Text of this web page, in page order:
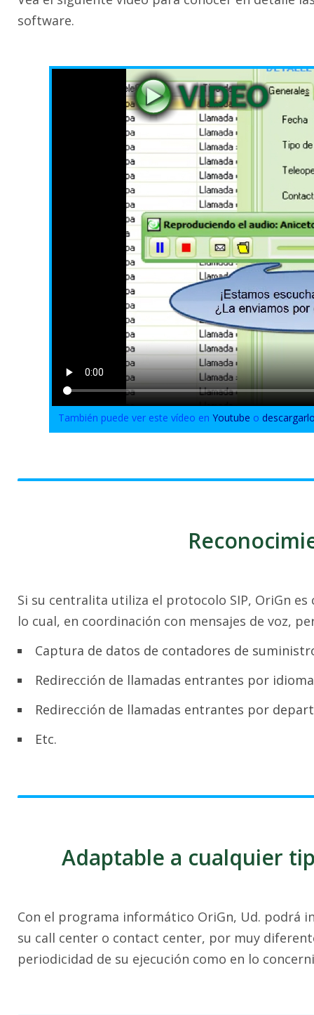
software.
También puede ver este vídeo enYoutube o
Si su centralita utiliza el protocolo SIP, OriGn
lo cual, en coordinación con mensajes de voz,
Captura de datos de contadores de
Redirección de llamadas entrantes por
Redirección de llamadas entrantes por
Etc.
Adaptable a cualquier
Con el programa informático OriGn, Ud. podrá
su call center o contact center, por muy
periodicidad de su ejecución como en lo